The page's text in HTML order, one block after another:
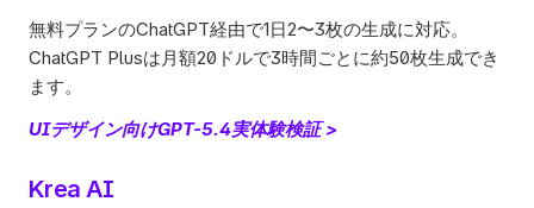
無料プランのChatGPT経由で1日2〜3枚の生成に対応。
ChatGPT Plusは月額20ドルで3時間ごとに約50枚生成でき
ます。
UIデザイン向けGPT-5.4実体験検証 >
Krea AI